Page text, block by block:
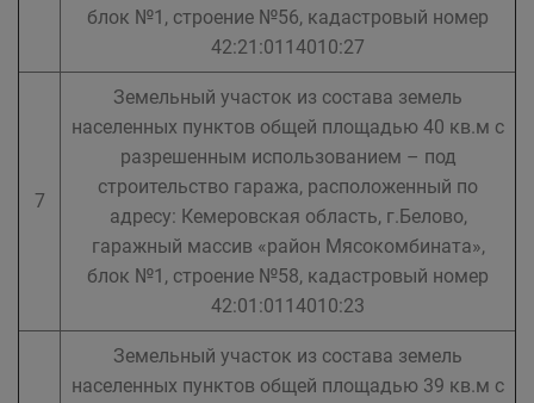
блок №1, строение №56, кадастровый номер
42:21:0114010:27
7
Земельный участок из состава земель
населенных пунктов общей площадью 40 кв.м с
разрешенным использованием – под
строительство гаража, расположенный по
адресу: Кемеровская область, г.Белово,
гаражный массив «район Мясокомбината»,
блок №1, строение №58, кадастровый номер
42:01:0114010:23
Земельный участок из состава земель
населенных пунктов общей площадью 39 кв.м с